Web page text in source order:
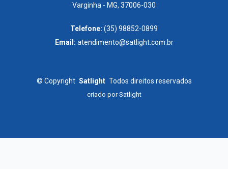
Varginha - MG, 37006-030
Telefone: (35) 98852-0899
Email: atendimento@satlight.com.br
© Copyright Satlight Todos direitos reservados
criado porSatlight